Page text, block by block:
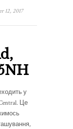
12, 2017
у
Це